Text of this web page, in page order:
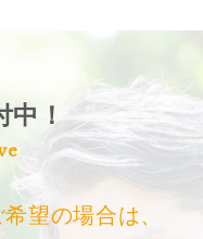
中！
望の場合は、